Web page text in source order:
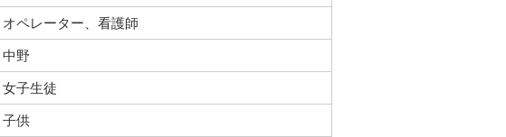
オペレーター、看護師
中野
女子生徒
子供